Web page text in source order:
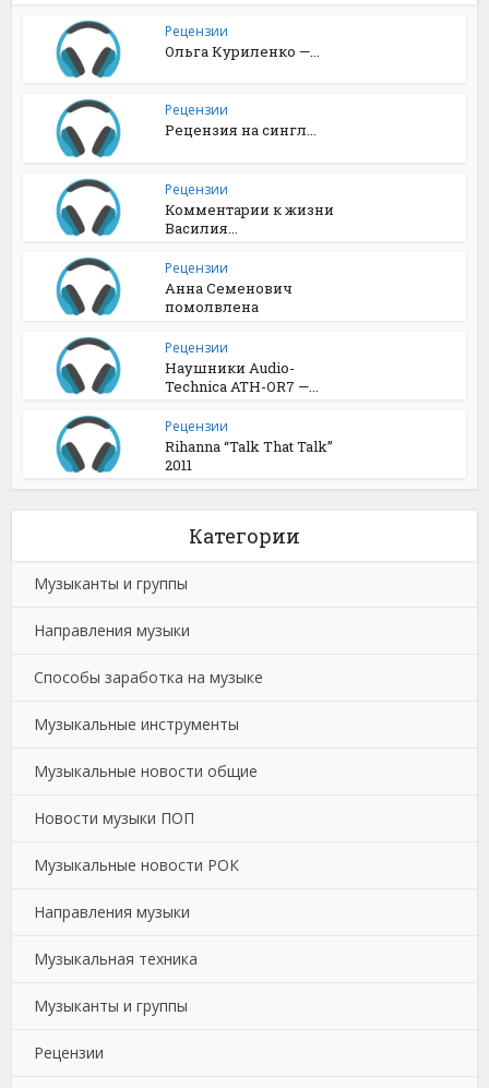
Рецензии
Ольга Куриленко —...
Рецензии
Рецензия на сингл...
Рецензии
Комментарии к жизни
Василия...
Рецензии
Анна Семенович
помолвлена
Рецензии
Наушники Audio-
Technica ATH-OR7 —...
Рецензии
Rihanna “Talk That Talk”
2011
Категории
Музыканты и группы
Направления музыки
Способы заработка на музыке
Музыкальные инструменты
Музыкальные новости общие
Новости музыки ПОП
Музыкальные новости РОК
Направления музыки
Музыкальная техника
Музыканты и группы
Рецензии